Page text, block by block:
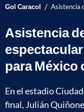
Gol Caracol / Asistencia
Asistencia
para México
En el estadio
final, Julián